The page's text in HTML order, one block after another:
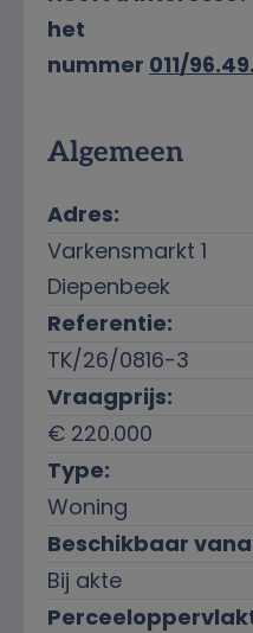
het
nummer 011/
Kenmerken
Algemeen
Adres:
Varkensmarkt 1
Diepenbeek
Referentie:
TK/26/0816-3
Vraagprijs:
€ 220.000
Type:
Woning
Beschikbaar
Bij akte